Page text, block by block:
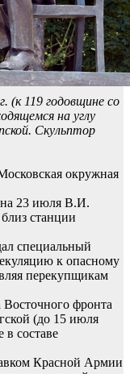
(к 119 годовщине со
на углу
Скульптор
окружная
на 23 июля В.И.
станции
специальный
к опасному
перекупщикам
фронта
(до 15 июля
составе
Красной Армии